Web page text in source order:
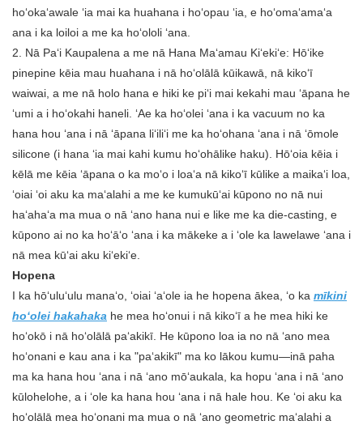
hoʻokaʻawale ʻia mai ka huahana i hoʻopau ʻia, e hoʻomaʻamaʻa
ana i ka loiloi a me ka hoʻololi ʻana.
2. Nā Paʻi Kaupalena a me nā Hana Maʻamau Kiʻekiʻe: Hōʻike
pinepine kēia mau huahana i nā hoʻolālā kūikawā, nā kikoʻī
waiwai, a me nā holo hana e hiki ke piʻi mai kekahi mau ʻāpana he
ʻumi a i hoʻokahi haneli. ʻAe ka hoʻolei ʻana i ka vacuum no ka
hana hou ʻana i nā ʻāpana liʻiliʻi me ka hoʻohana ʻana i nā ʻōmole
silicone (i hana ʻia mai kahi kumu hoʻohālike haku). Hōʻoia kēia i
kēlā me kēia ʻāpana o ka moʻo i loaʻa nā kikoʻī kūlike a maikaʻi loa,
ʻoiai ʻoi aku ka maʻalahi a me ke kumukūʻai kūpono no nā nui
haʻahaʻa ma mua o nā ʻano hana nui e like me ka die-casting, e
kūpono ai no ka hoʻāʻo ʻana i ka mākeke a i ʻole ka lawelawe ʻana i
nā mea kūʻai aku kiʻekiʻe.
Hopena
I ka hōʻuluʻulu manaʻo, ʻoiai ʻaʻole ia he hopena ākea, ʻo ka mīkini
hoʻolei hakahaka he mea hoʻonui i nā kikoʻī a he mea hiki ke
hoʻokō i nā hoʻolālā paʻakikī. He kūpono loa ia no nā ʻano mea
hoʻonani e kau ana i ka "paʻakikī" ma ko lākou kumu—inā paha
ma ka hana hou ʻana i nā ʻano mōʻaukala, ka hopu ʻana i nā ʻano
kūlohelohe, a i ʻole ka hana hou ʻana i nā hale hou. Ke ʻoi aku ka
hoʻolālā mea hoʻonani ma mua o nā ʻano geometric maʻalahi a